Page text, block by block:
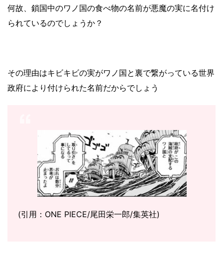
何故、鎖国中のワノ国の食べ物の名前が悪魔の実に名付け
られているのでしょうか？
その理由はキビキビの実がワノ国と裏で繋がっている世界
政府により付けられた名前だからでしょう
(引用：ONE PIECE/尾田栄一郎/集英社)